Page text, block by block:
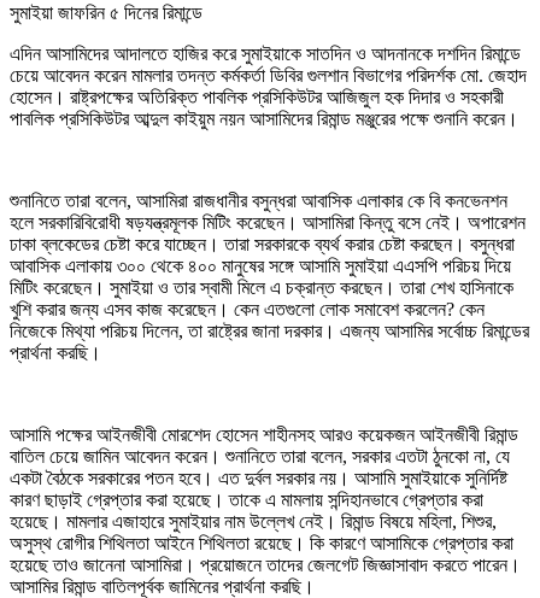
সুমাইয়া জাফরিন ৫ দিনের রিমান্ডে
এদিন আসামিদের আদালতে হাজির করে সুমাইয়াকে সাতদিন ও আদনানকে দশদিন রিমান্ডে
চেয়ে আবেদন করেন মামলার তদন্ত কর্মকর্তা ডিবির গুলশান বিভাগের পরিদর্শক মো. জেহাদ
হোসেন। রাষ্ট্রপক্ষের অতিরিক্ত পাবলিক প্রসিকিউটর আজিজুল হক দিদার ও সহকারী
পাবলিক প্রসিকিউটর আব্দুল কাইয়ুম নয়ন আসামিদের রিমান্ড মঞ্জুরের পক্ষে শুনানি করেন।
শুনানিতে তারা বলেন, আসামিরা রাজধানীর বসুন্ধরা আবাসিক এলাকার কে বি কনভেনশন
হলে সরকারিবিরোধী ষড়যন্ত্রমূলক মিটিং করেছেন। আসামিরা কিন্তু বসে নেই। অপারেশন
ঢাকা ব্লকেডের চেষ্টা করে যাচ্ছেন। তারা সরকারকে ব্যর্থ করার চেষ্টা করছেন। বসুন্ধরা
আবাসিক এলাকায় ৩০০ থেকে ৪০০ মানুষের সঙ্গে আসামি সুমাইয়া এএসপি পরিচয় দিয়ে
মিটিং করেছেন। সুমাইয়া ও তার স্বামী মিলে এ চক্রান্ত করছেন। তারা শেখ হাসিনাকে
খুশি করার জন্য এসব কাজ করেছেন। কেন এতগুলো লোক সমাবেশ করলেন? কেন
নিজেকে মিথ্যা পরিচয় দিলেন, তা রাষ্ট্রের জানা দরকার। এজন্য আসামির সর্বোচ্চ রিমান্ডের
প্রার্থনা করছি।
আসামি পক্ষের আইনজীবী মোরশেদ হোসেন শাহীনসহ আরও কয়েকজন আইনজীবী রিমান্ড
বাতিল চেয়ে জামিন আবেদন করেন। শুনানিতে তারা বলেন, সরকার এতটা ঠুনকো না, যে
একটা বৈঠকে সরকারের পতন হবে। এত দুর্বল সরকার নয়। আসামি সুমাইয়াকে সুনির্দিষ্ট
কারণ ছাড়াই গ্রেপ্তার করা হয়েছে। তাকে এ মামলায় সন্দিহানভাবে গ্রেপ্তার করা
হয়েছে। মামলার এজাহারে সুমাইয়ার নাম উল্লেখ নেই। রিমান্ড বিষয়ে মহিলা, শিশুর,
অসুস্থ রোগীর শিথিলতা আইনে শিথিলতা রয়েছে। কি কারণে আসামিকে গ্রেপ্তার করা
হয়েছে তাও জানেনা আসামিরা। প্রয়োজনে তাদের জেলগেট জিজ্ঞাসাবাদ করতে পারেন।
আসামির রিমান্ড বাতিলপূর্বক জামিনের প্রার্থনা করছি।